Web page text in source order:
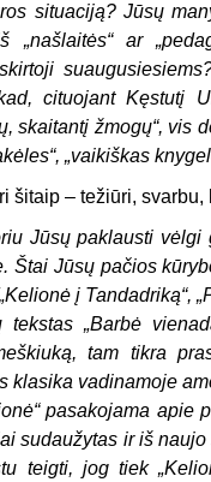
situaciją? Jūsų
„našlaitės“ar „
cituojant Kęstutį
skaitantį žmogų“, vis
“, „vaikiškas
šitaip – težiūri, svarbu,
Jūsų paklausti
Štai Jūsų pačios
„Kelionė į Tandadriką“, „
tekstas „Barbė
tam tikra
klasika vadinamoje
“pasakojama apie
sudaužytas ir iš
teigti, jog tiek„